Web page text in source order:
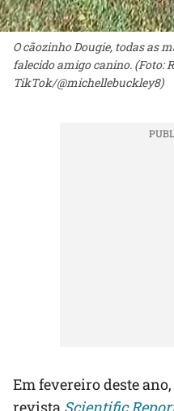
O cãozinho Dougie, todas as
falecido amigo canino. (Foto:
TikTok/@michellebuckley8)
Em fevereiro deste
revista Scientific